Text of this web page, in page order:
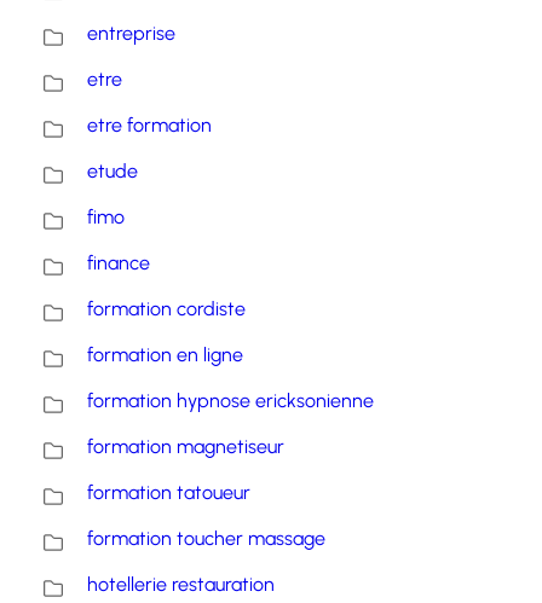
entreprise
etre
etre formation
etude
fimo
finance
formation cordiste
formation en ligne
formation hypnose ericksonienne
formation magnetiseur
formation tatoueur
formation toucher massage
hotellerie restauration